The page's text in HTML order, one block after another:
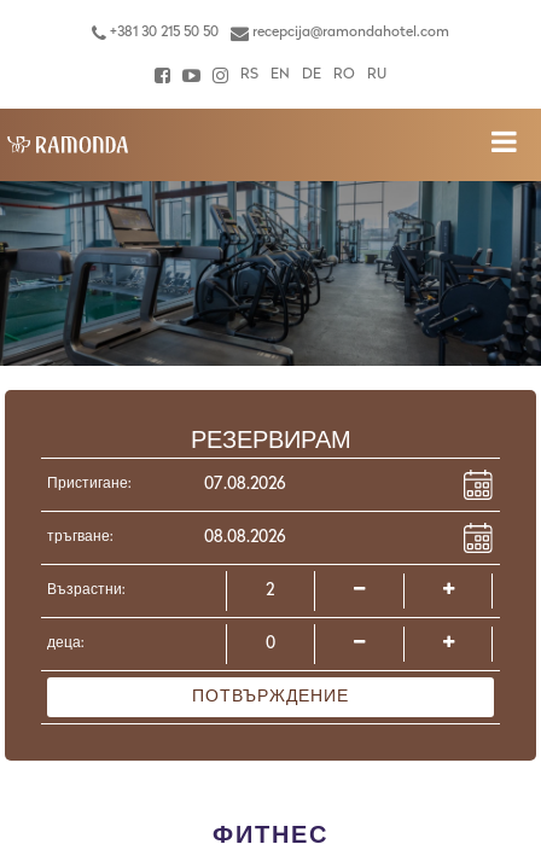
+381 30 215 50 50 recepcija@ramondahotel.com
RS EN DE RO RU
РЕЗЕРВИРАМ
Пристигане:
тръгване:
Възрастни:
деца:
ПОТВЪРЖДЕНИЕ
ФИТНЕС